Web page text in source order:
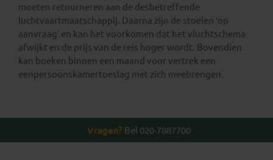
moeten retourneren aan de desbetreffende
luchtvaartmaatschappij. Daarna zijn de stoelen ‘op
aanvraag’ en kan het voorkomen dat het vluchtschema
afwijkt en de prijs van de reis hoger wordt. Bovendien
kan boeken binnen een maand voor vertrek een
eenpersoonskamertoeslag met zich meebrengen.
Vragen? Bel 020-7887700